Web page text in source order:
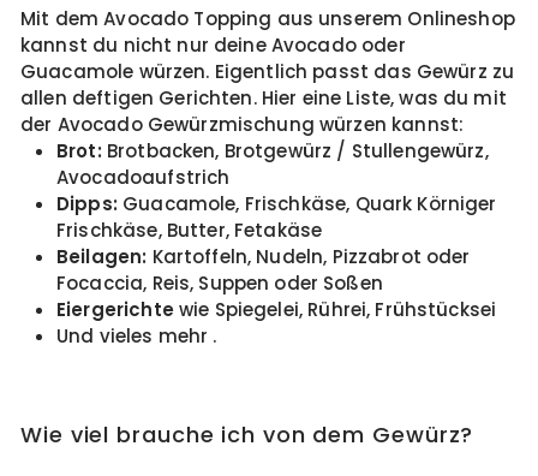
Mit dem Avocado Topping aus unserem Onlineshop
kannst du nicht nur deine Avocado oder
Guacamole würzen. Eigentlich passt das Gewürz zu
allen deftigen Gerichten. Hier eine Liste, was du mit
der Avocado Gewürzmischung würzen kannst:
Brot: Brotbacken, Brotgewürz / Stullengewürz,
Avocadoaufstrich
Dipps: Guacamole, Frischkäse, Quark Körniger
Frischkäse, Butter, Fetakäse
Beilagen: Kartoffeln, Nudeln, Pizzabrot oder
Focaccia, Reis, Suppen oder Soßen
Eiergerichtewie Spiegelei, Rührei, Frühstücksei
Und vieles mehr .
Wie viel brauche ich von dem Gewürz?